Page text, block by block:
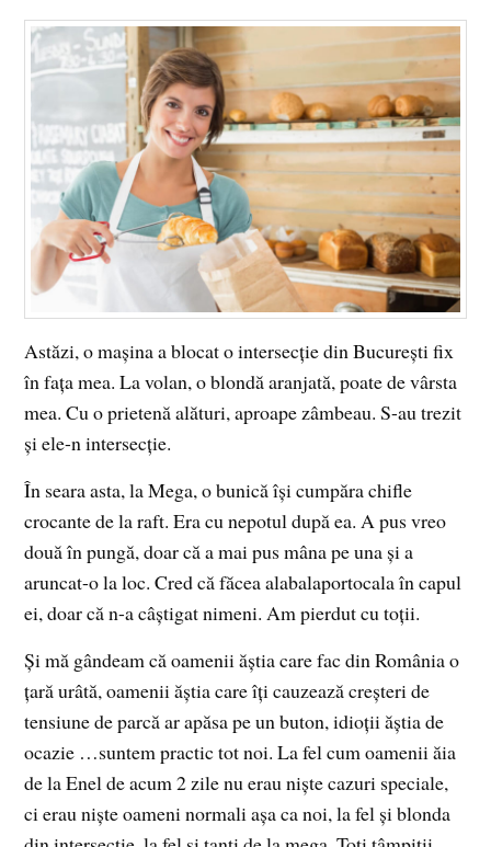
Astăzi, o mașina a blocat o intersecție din București fix
în fața mea. La volan, o blondă aranjată, poate de vârsta
mea. Cu o prietenă alături, aproape zâmbeau. S-au trezit
și ele-n intersecție.
În seara asta, la Mega, o bunică își cumpăra chifle
crocante de la raft. Era cu nepotul după ea. A pus vreo
două în pungă, doar că a mai pus mâna pe una și a
aruncat-o la loc. Cred că făcea alabalaportocala în capul
ei, doar că n-a câștigat nimeni. Am pierdut cu toții.
Și mă gândeam că oamenii ăștia care fac din România o
țară urâtă, oamenii ăștia care îți cauzează creșteri de
tensiune de parcă ar apăsa pe un buton, idioții ăștia de
ocazie …suntem practic tot noi. La fel cum oamenii ăia
de la Enel de acum 2 zile nu erau niște cazuri speciale,
ci erau niște oameni normali așa ca noi, la fel și blonda